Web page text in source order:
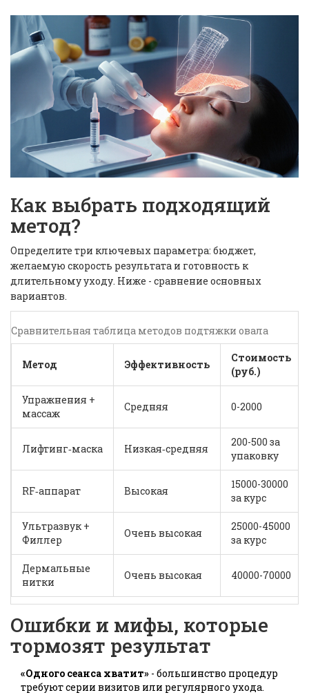
Как выбрать подходящий
метод?
Определите три ключевых параметра: бюджет,
желаемую скорость результата и готовность к
длительному уходу. Ниже - сравнение основных
вариантов.
Сравнительная таблица методов подтяжки овала
Метод Эффективность
Стоимость
(руб.)
Упражнения +
массаж
Средняя 0-2000
Лифтинг‑маска Низкая‑средняя
200-500 за
упаковку
RF‑аппарат Высокая
15000-30000
за курс
Ультразвук +
Филлер
Очень высокая
25000-45000
за курс
Дермальные
нитки
Очень высокая 40000-70000
Ошибки и мифы, которые
тормозят результат
«Одного сеанса хватит» - большинство процедур
требуют серии визитов или регулярного ухода.